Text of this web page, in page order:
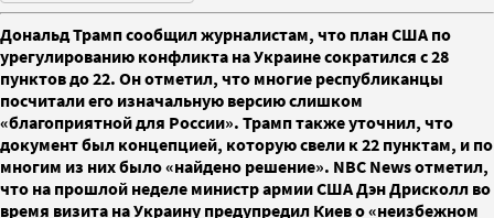
Дональд Трамп сообщил журналистам, что план США по
урегулированию конфликта на Украине сократился с 28
пунктов до 22. Он отметил, что многие республиканцы
посчитали его изначальную версию слишком
«благоприятной для России». Трамп также уточнил, что
документ был концепцией, которую свели к 22 пунктам, и по
многим из них было «найдено решение». NBC News отметил,
что на прошлой неделе министр армии США Дэн Дрисколл во
время визита на Украину предупредил Киев о «неизбежном